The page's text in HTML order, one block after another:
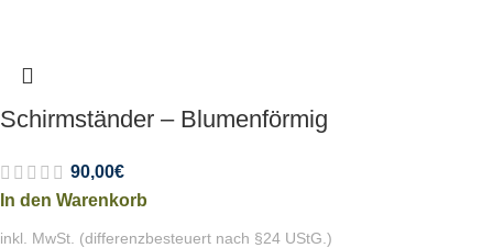
Schirmständer – Blumenförmig
90,00€
In den Warenkorb
inkl. MwSt. (differenzbesteuert nach §24 UStG.)